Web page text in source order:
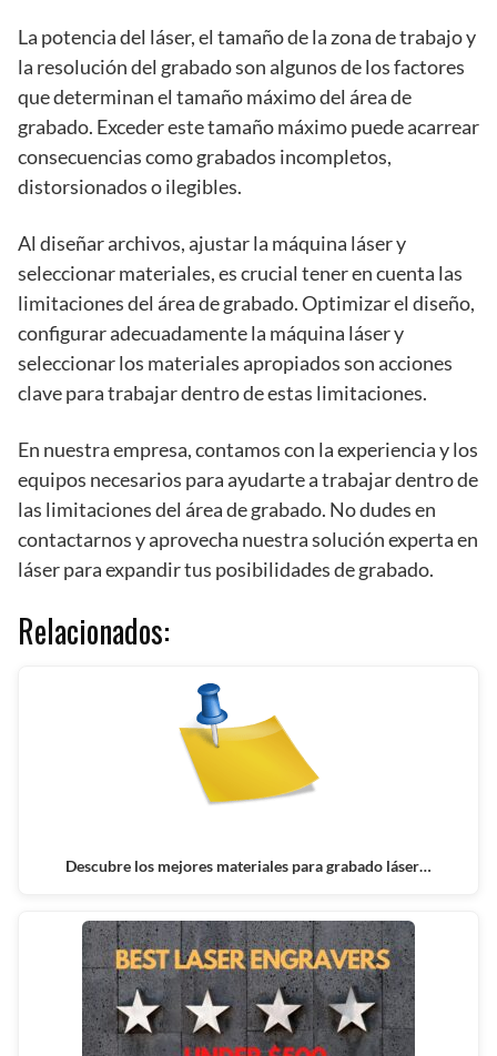
La potencia del láser, el tamaño de la zona de trabajo y
la resolución del grabado son algunos de los factores
que determinan el tamaño máximo del área de
grabado. Exceder este tamaño máximo puede acarrear
consecuencias como grabados incompletos,
distorsionados o ilegibles.
Al diseñar archivos, ajustar la máquina láser y
seleccionar materiales, es crucial tener en cuenta las
limitaciones del área de grabado. Optimizar el diseño,
configurar adecuadamente la máquina láser y
seleccionar los materiales apropiados son acciones
clave para trabajar dentro de estas limitaciones.
En nuestra empresa, contamos con la experiencia y los
equipos necesarios para ayudarte a trabajar dentro de
las limitaciones del área de grabado. No dudes en
contactarnos y aprovecha nuestra solución experta en
láser para expandir tus posibilidades de grabado.
Relacionados:
Descubre los mejores materiales para grabado láser…